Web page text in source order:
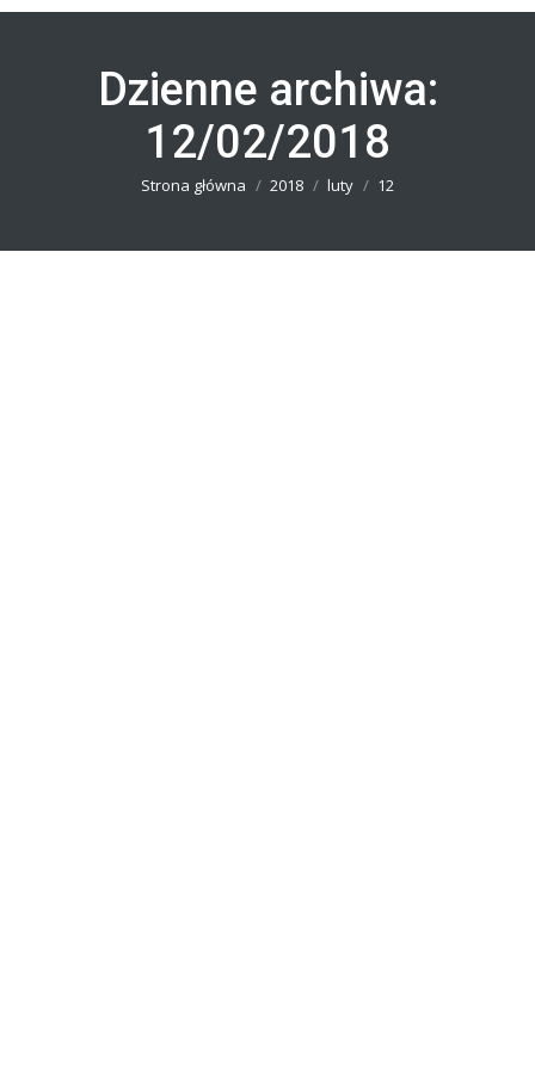
Dzienne archiwa:
12/02/2018
Jesteś tutaj:
Strona główna 2018 luty 12